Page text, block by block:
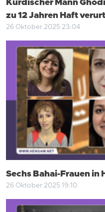
Kurdischer Mann
zu 12 Jahren Haft
26 Oktober 2025 23:04
Sechs Bahai-Frauen
26 Oktober 2025 19:10